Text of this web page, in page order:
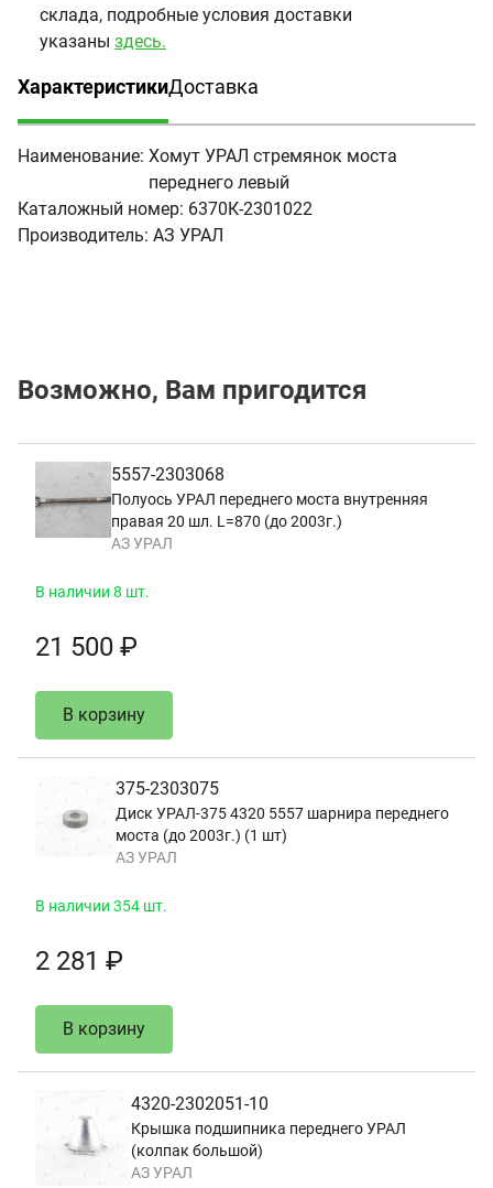
склада, подробные условия доставки
указаны здесь.
Характеристики
(активная вкладка)
Доставка
Наименование: Хомут УРАЛ стремянок моста
переднего левый
Каталожный номер: 6370К-2301022
Производитель: АЗ УРАЛ
Возможно, Вам пригодится
5557-2303068
Полуось УРАЛ переднего моста внутренняя
правая 20 шл. L=870 (до 2003г.)
АЗ УРАЛ
В наличии 8 шт.
21 500 ₽
В корзину
375-2303075
Диск УРАЛ-375 4320 5557 шарнира переднего
моста (до 2003г.) (1 шт)
АЗ УРАЛ
В наличии 354 шт.
2 281 ₽
В корзину
4320-2302051-10
Крышка подшипника переднего УРАЛ
(колпак большой)
АЗ УРАЛ